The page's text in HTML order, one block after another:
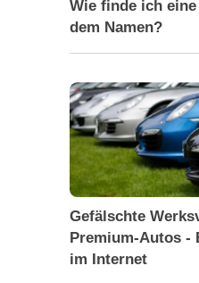
Wie finde ich
dem Namen?
Gefälschte
Premium-Autos -
im Internet